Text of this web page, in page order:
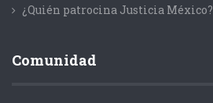
¿Quién patrocina Justicia México?
Comunidad